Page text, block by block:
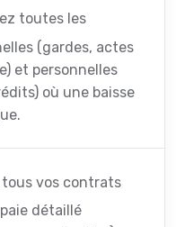
toutes les
(gardes, actes
et personnelles
où une baisse
tous vos contrats
détaillé